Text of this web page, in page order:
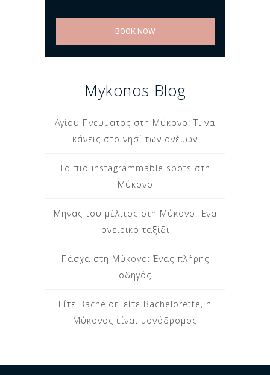
BOOK NOW
Mykonos Blog
Αγίου Πνεύματος στη Μύκονο: Τι να
κάνεις στο νησί των ανέμων
Τα πιο instagrammable spots στη
Μύκονο
Μήνας του μέλιτος στη Μύκονο: Ένα
ονειρικό ταξίδι
Πάσχα στη Μύκονο: Ένας πλήρης
οδηγός
Είτε Bachelor, είτε Bachelorette, η
Μύκονος είναι μονόδρομος